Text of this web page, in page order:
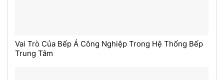
Vai Trò Của Bếp Á Công Nghiệp Trong Hệ Thống Bếp
Trung Tâm